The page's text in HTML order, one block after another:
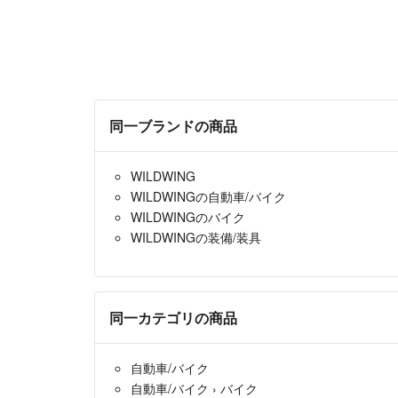
同一ブランドの商品
WILDWING
WILDWINGの自動車/バイク
WILDWINGのバイク
WILDWINGの装備/装具
同一カテゴリの商品
自動車/バイク
自動車/バイク › バイク